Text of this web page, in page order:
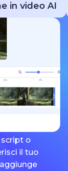
in video AI
o
il tuo